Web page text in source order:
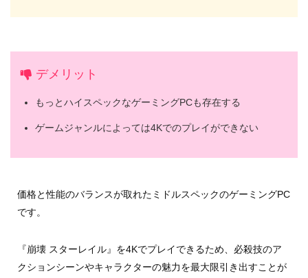
デメリット
もっとハイスペックなゲーミングPCも存在する
ゲームジャンルによっては4Kでのプレイができない
価格と性能のバランスが取れたミドルスペックのゲーミングPC
です。
『崩壊 スターレイル』を4Kでプレイできるため、必殺技のア
クションシーンやキャラクターの魅力を最大限引き出すことが